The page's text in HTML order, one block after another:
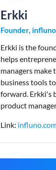
Erkki
Founder,
Erkki is the
helps
managers make
business tools
forward. Erkki's
product
Link: